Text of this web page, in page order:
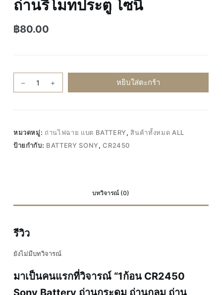
ถ่านรีโมทประตู โซนี่
฿80.00
1ก้อน
ถ่าน
กระดุม
Lithium
2450
ถ่าน
รถ
ถ่าน
หยิบใส่ตะกร้า
หมวดหมู่: ถ่านไฟฉาย แบต BATTERY, สินค้าทั้งหมด ALL
ป้ายกำกับ: BATTERY SONY,CR2450
บทวิจารณ์ (0)
รีวิว
ยังไม่มีบทวิจารณ์
มาเป็นคนแรกที่วิจารณ์ “1ก้อน CR2450
Sony Battery ถ่านกระดุม ถ่านกลม ถ่าน